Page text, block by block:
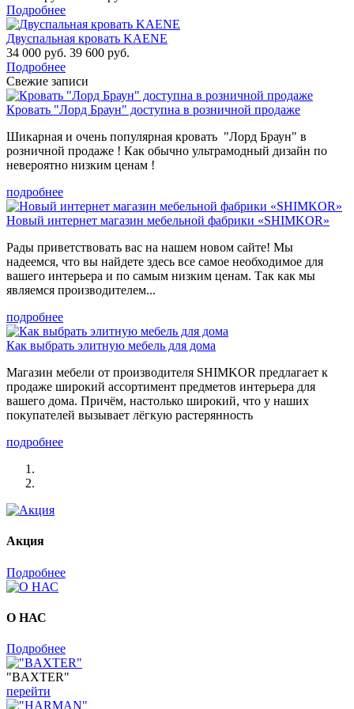
Подробнее
Двуспальная кровать KAENE
34 000 руб. 39 600 руб.
Подробнее
Свежие записи
Кровать "Лорд Браун" доступна в розничной продаже
Шикарная и очень популярная кровать "Лорд Браун" в
розничной продаже ! Как обычно ультрамодный дизайн по
невероятно низким ценам !
подробнее
Новый интернет магазин мебельной фабрики «SHIMKOR»
Рады приветствовать вас на нашем новом сайте! Мы
надеемся, что вы найдете здесь все самое необходимое для
вашего интерьера и по самым низким ценам. Так как мы
являемся производителем...
подробнее
Как выбрать элитную мебель для дома
Магазин мебели от производителя SHIMKOR предлагает к
продаже широкий ассортимент предметов интерьера для
вашего дома. Причём, настолько широкий, что у наших
покупателей вызывает лёгкую растерянность
подробнее
Акция
Подробнее
О НАС
Подробнее
"BAXTER"
перейти